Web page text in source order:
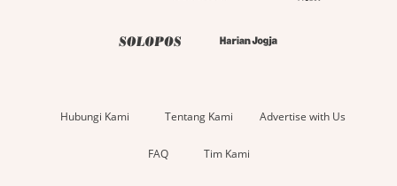
Hubungi Kami Tentang Kami Advertise with Us
FAQ Tim Kami